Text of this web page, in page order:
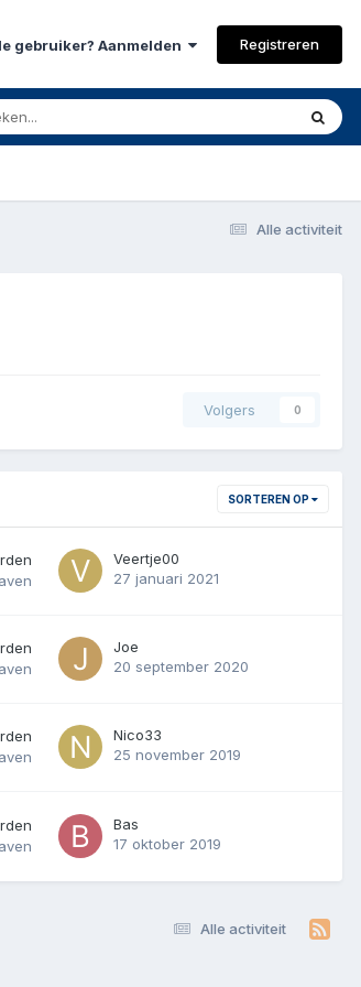
gebruiker? Aanmelden Registreren
Alle activiteit
Volgers 0
SORTEREN OP
Veertje00
27 januari 2021
Joe
20 september 2020
Nico33
25 november 2019
Bas
17 oktober 2019
Alle activiteit